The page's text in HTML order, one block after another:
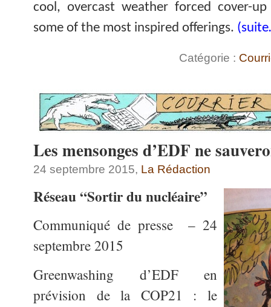
cool, overcast weather forced cover-
some of the most inspired offerings.
Catégorie :
Les mensonges d’EDF ne
24 septembre 2015, La Rédaction
Réseau “Sortir du nucléaire”
Communiqué de presse – 24
septembre 2015
Greenwashing d’EDF en
prévision de la COP21 : le